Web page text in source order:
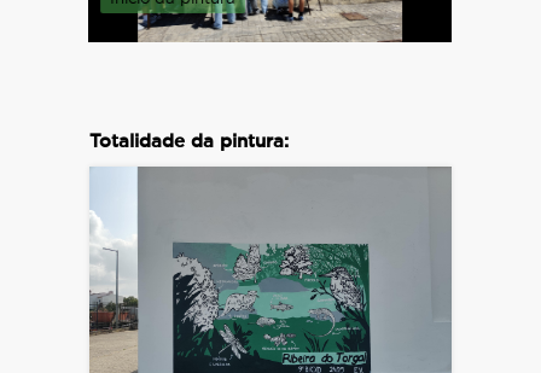
Totalidade da pintura: